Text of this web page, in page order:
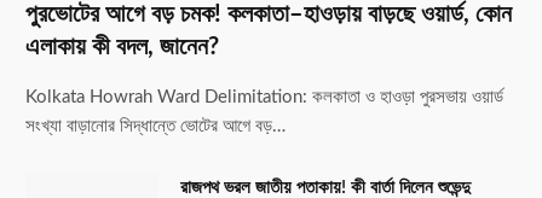
পুরভোটের আগে বড় চমক! কলকাতা–হাওড়ায় বাড়ছে ওয়ার্ড, কোন
এলাকায় কী বদল, জানেন?
Kolkata Howrah Ward Delimitation: কলকাতা ও হাওড়া পুরসভায় ওয়ার্ড
সংখ্যা বাড়ানোর সিদ্ধান্তে ভোটের আগে বড়…
রাজপথ ভরল জাতীয় পতাকায়! কী বার্তা দিলেন শুভেন্দু